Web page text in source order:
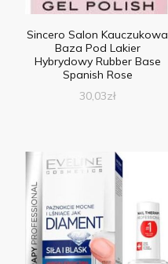
Sincero Salon Kauczukowa
Baza Pod Lakier
Hybrydowy Rubber Base
Spanish Rose
30,03zł